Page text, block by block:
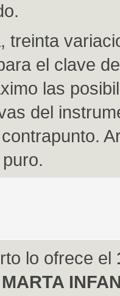
treinta
el clave
las
del
lo ofrece el
MARTA